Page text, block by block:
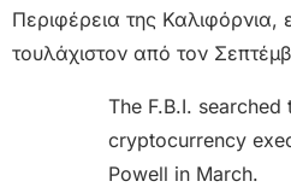
Περιφέρεια της
τουλάχιστον από τον
The F.B.I.
cryptocurrency
Powell in March.